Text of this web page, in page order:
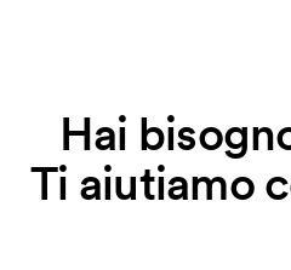
Hai
Ti aiutiamo